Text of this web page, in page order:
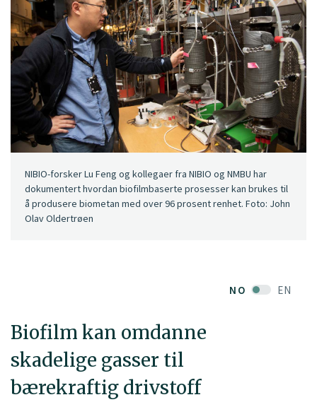
NO EN
Biofilm kan omdanne
skadelige gasser til
bærekraftig drivstoff
NIBIO-forsker Lu Feng og kollegaer fra NIBIO og NMBU har
dokumentert hvordan biofilmbaserte prosesser kan brukes til
å produsere biometan med over 96 prosent renhet. Foto: John
Olav Oldertrøen